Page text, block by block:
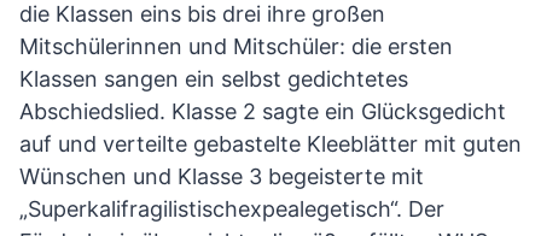
die Klassen eins bis drei ihre großen
Mitschülerinnen und Mitschüler: die ersten
Klassen sangen ein selbst gedichtetes
Abschiedslied. Klasse 2 sagte ein Glücksgedicht
auf und verteilte gebastelte Kleeblätter mit guten
Wünschen und Klasse 3 begeisterte mit
„Superkalifragilistischexpealegetisch“. Der